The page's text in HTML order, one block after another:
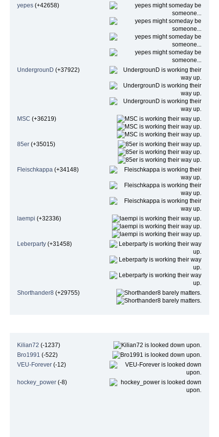
yepes(+42658)
UndergrounD (+37922)
MSC (+36219)
85er(+35015)
Fleischkappa(+34148)
laempi (+32336)
Leberparty(+31458)
Shorthander8 (+29755)
Kilian72 (-1237)
Bro1991 (-522)
VEU-Forever(-12)
hockey_power(-8)